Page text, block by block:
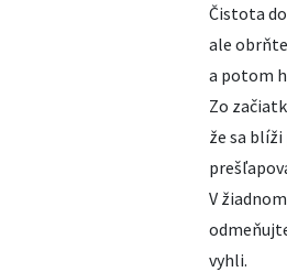
Čistota
ale
a potom
Zo
že sa
V
vyhli.